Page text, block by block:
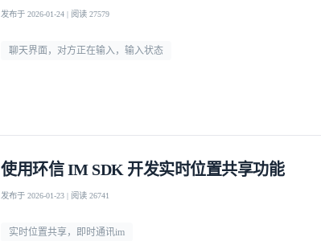
发布于 2026-01-24 | 阅读 27579
聊天界面，对方正在输入，输入状态
使用环信 IM SDK 开发实时位置共享功能
发布于 2026-01-23 | 阅读 26741
实时位置共享，即时通讯im